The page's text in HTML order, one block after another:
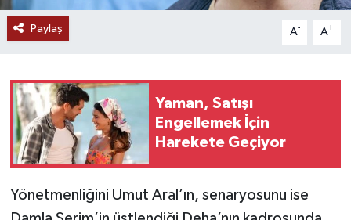
Paylaş A- A+
Yaman, Satışı
Engellemek İçin
Harekete Geçiyor
Yönetmenliğini Umut Aral’ın, senaryosunu ise